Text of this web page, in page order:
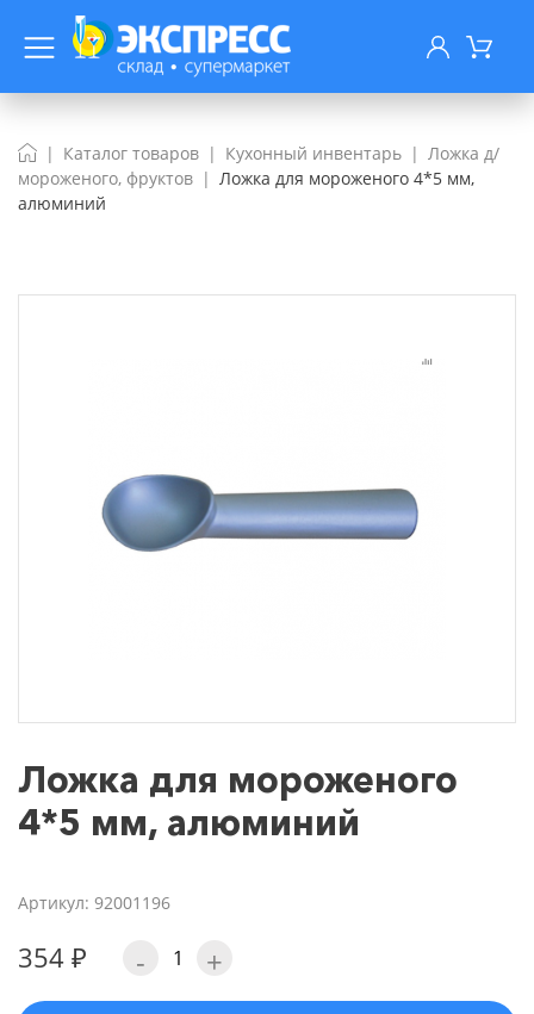
Каталог товаров Кухонный инвентарь
Ложка д/
мороженого, фруктов
Ложка для мороженого 4*5 мм,
алюминий
Ложка для мороженого
4*5 мм, алюминий
Артикул: 92001196
354 ₽ - +